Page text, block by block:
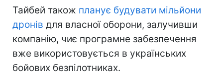
Тайбей також планує будувати мільйони
дронів для власної оборони, залучивши
компанію, чиє програмне забезпечення
вже використовується в українських
бойових безпілотниках.